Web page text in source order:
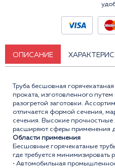
ОПИСАНИЕ
Труба бесшовная
проката, изготовленного
разогретой заготовки.
отличается формой сечения,
сечения. Высокие прочностные
расширяют сферы применения
Области применения
Бесшовные горячекатаные
где требуется минимизировать
• Автомобильная